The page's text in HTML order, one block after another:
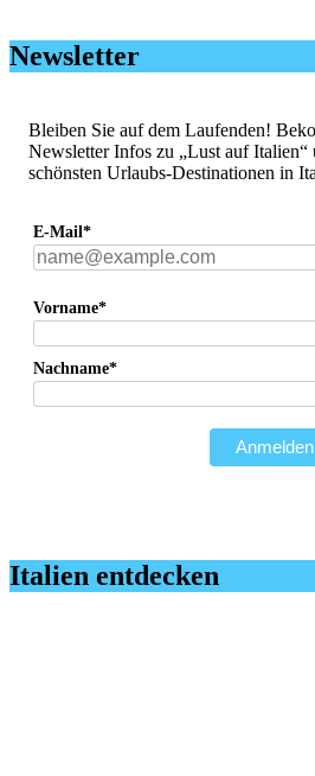
Newsletter
Bleiben Sie auf dem Laufenden!
Newsletter Infos zu „Lust auf Italien“
schönsten Urlaubs-Destinationen in
E-Mail*
Vorname*
Nachname*
Anmelden
Italien entdecken